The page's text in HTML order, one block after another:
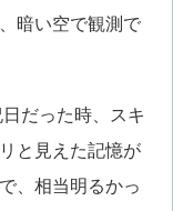
暗い空で観測で
だった時、スキ
と見えた記憶が
、相当明るかっ